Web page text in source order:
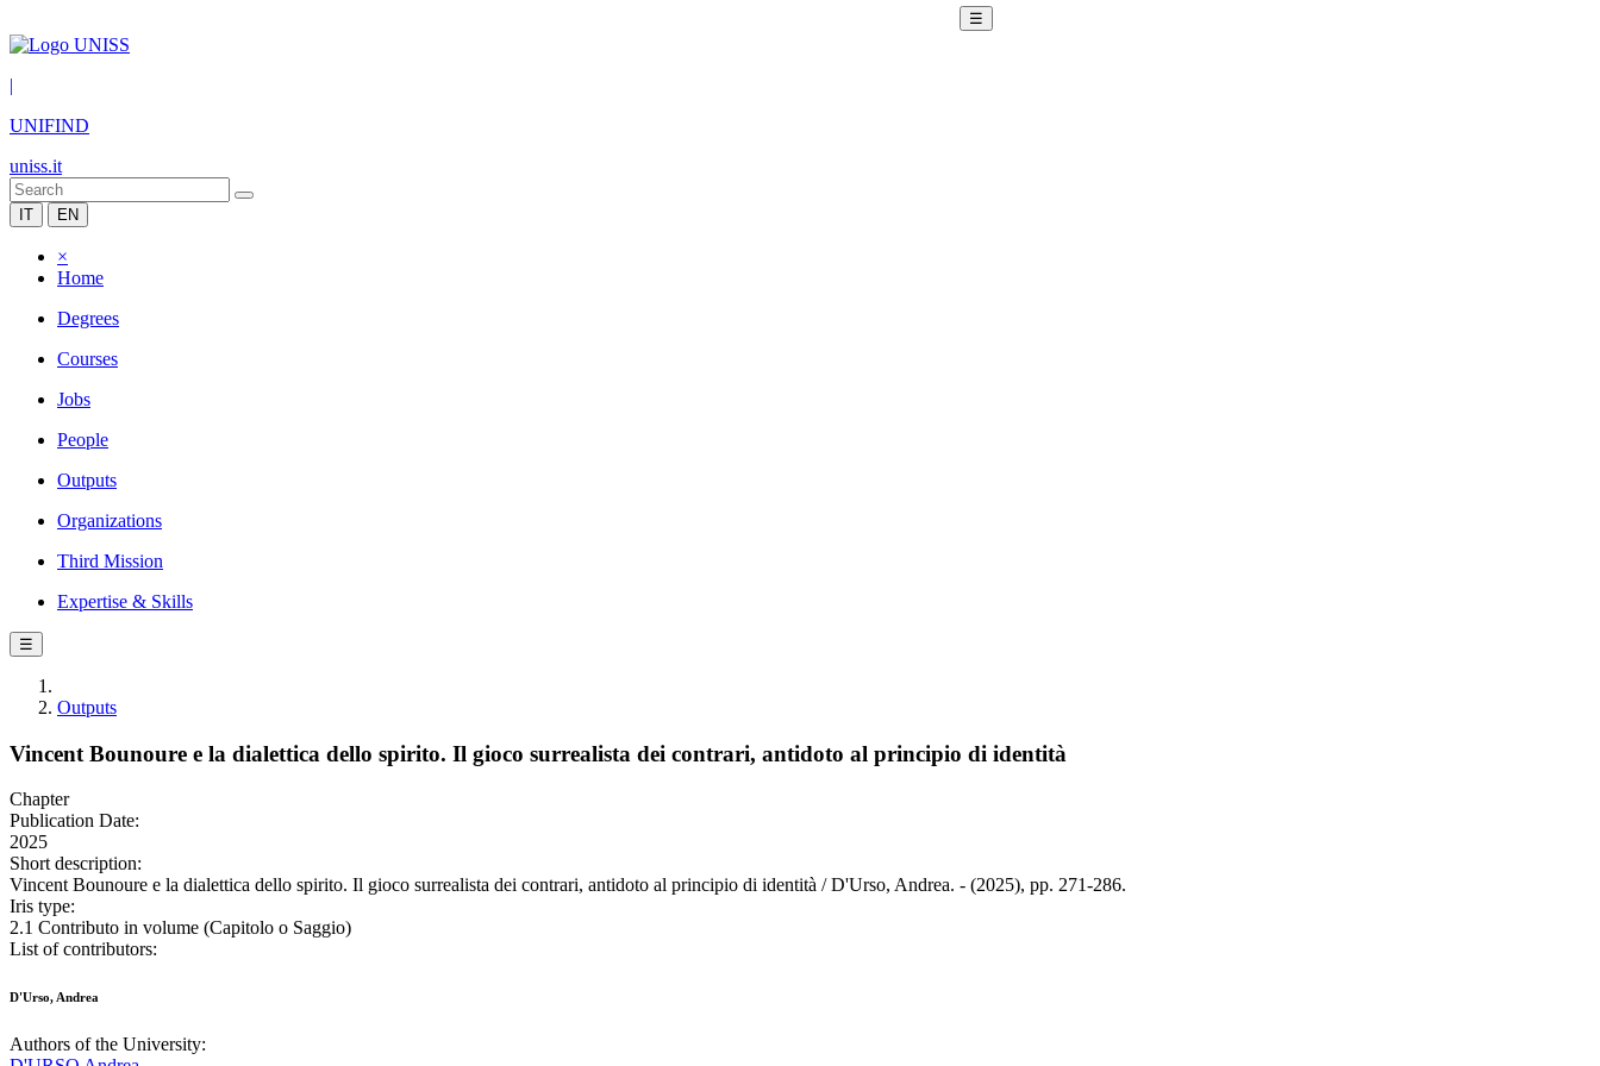
☰
|
UNIFIND
uniss.it
IT EN
×
Home
Degrees
Courses
Jobs
People
Outputs
Organizations
Third Mission
Expertise & Skills
☰
Outputs
Vincent Bounoure e la dialettica dello spirito. Il gioco surrealista dei contrari, antidoto al principio di identità
Chapter
Publication Date:
2025
Short description:
Vincent Bounoure e la dialettica dello spirito. Il gioco surrealista dei contrari, antidoto al principio di identità / D'Urso, Andrea. - (2025), pp. 271-286.
Iris type:
2.1 Contributo in volume (Capitolo o Saggio)
List of contributors:
D'Urso, Andrea
Authors of the University: